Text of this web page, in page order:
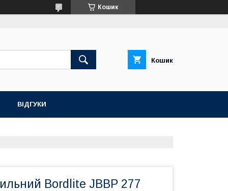
Кошик
Кошик
ВІДГУКИ
Bordlite JBBP 277